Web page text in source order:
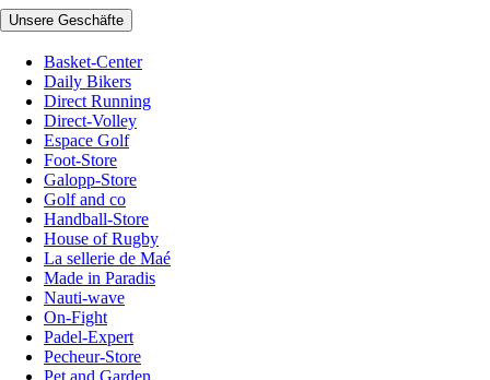
Unsere Geschäfte
Basket-Center
Daily Bikers
Direct Running
Direct-Volley
Espace Golf
Foot-Store
Galopp-Store
Golf and co
Handball-Store
House of Rugby
La sellerie de Maé
Made in Paradis
Nauti-wave
On-Fight
Padel-Expert
Pecheur-Store
Pet and Garden